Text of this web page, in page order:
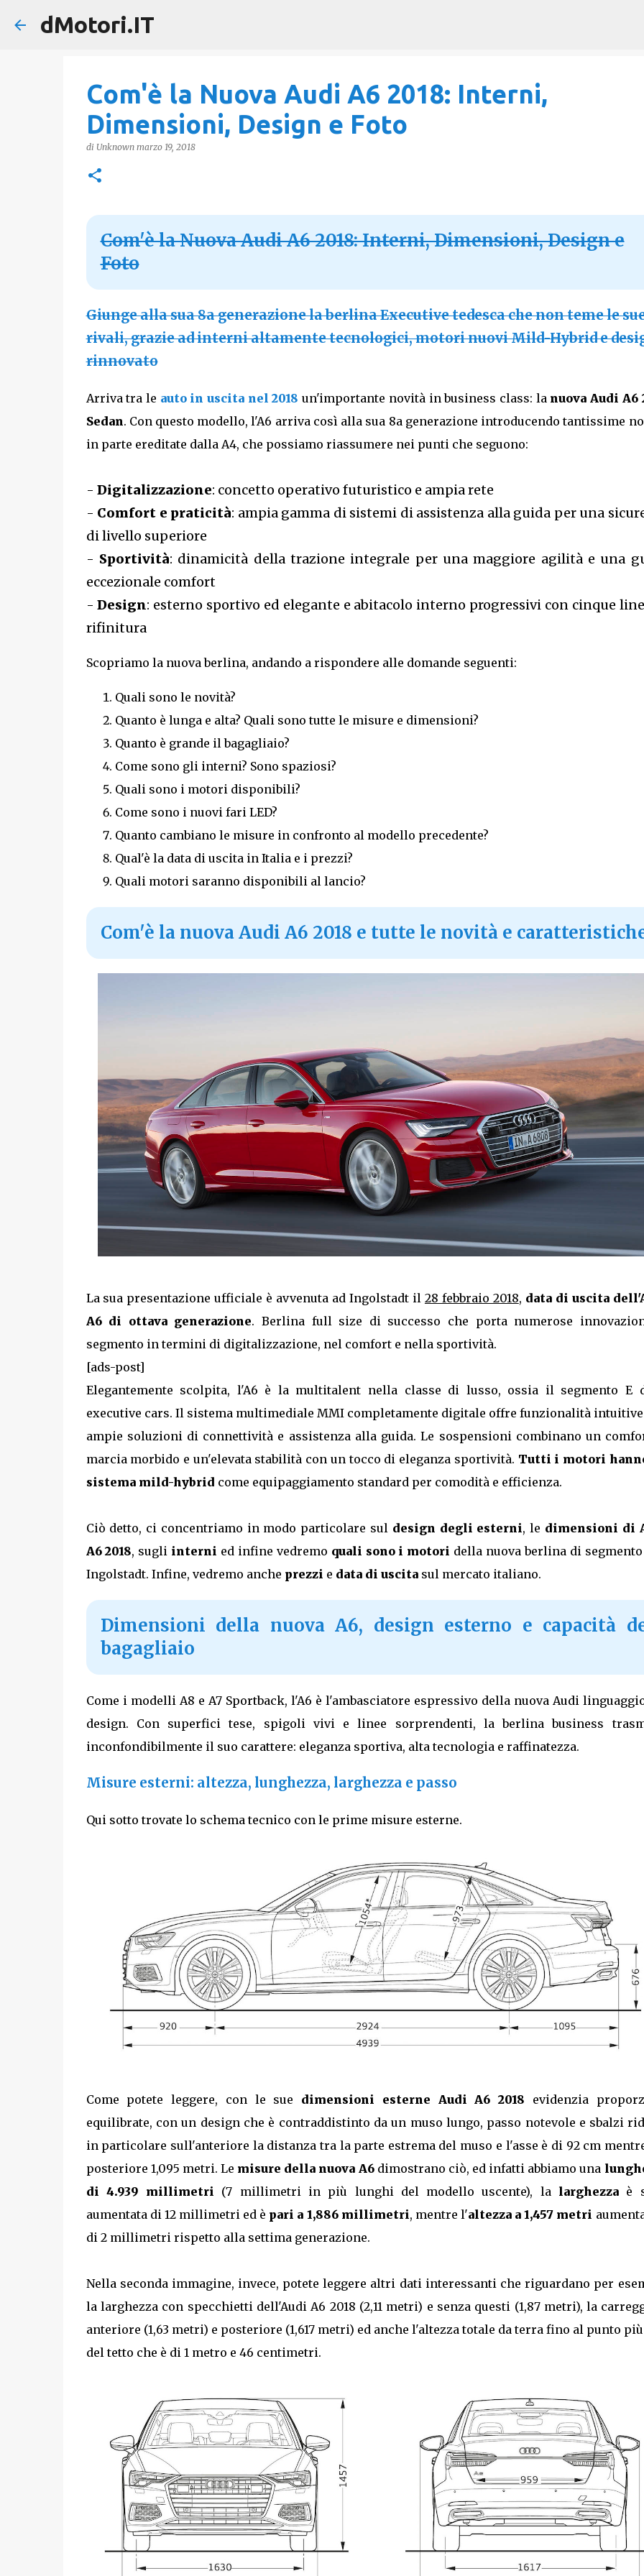
dMotori.IT
Com'è la Nuova Audi A6 2018: Interni,
Dimensioni, Design e Foto
di Unknown marzo 19, 2018
Com'è la Nuova Audi A6 2018: Interni, Dimensioni, Design e
Foto
Giunge alla sua 8a generazione la berlina Executive tedesca che non teme le
rivali, grazie ad interni altamente tecnologici, motori nuovi Mild-Hybrid e
rinnovato
Arriva tra le auto in uscita nel 2018 un'importante novità in business class: la nuova Audi A6
Sedan. Con questo modello, l'A6 arriva così alla sua 8a generazione introducendo tantissime
in parte ereditate dalla A4, che possiamo riassumere nei punti che seguono:
- Digitalizzazione: concetto operativo futuristico e ampia rete
- Comfort e praticità: ampia gamma di sistemi di assistenza alla guida per una
di livello superiore
- Sportività: dinamicità della trazione integrale per una maggiore agilità e una
eccezionale comfort
-Design: esterno sportivo ed elegante e abitacolo interno progressivi con cinque
rifinitura
Scopriamo la nuova berlina, andando a rispondere alle domande seguenti:
Quali sono le novità?
Quanto è lunga e alta? Quali sono tutte le misure e dimensioni?
Quanto è grande il bagagliaio?
Come sono gli interni? Sono spaziosi?
Quali sono i motori disponibili?
Come sono i nuovi fari LED?
Quanto cambiano le misure in confronto al modello precedente?
Qual'è la data di uscita in Italia e i prezzi?
Quali motori saranno disponibili al lancio?
Com'è la nuova Audi A6 2018 e tutte le novità e
La sua presentazione ufficiale è avvenuta ad Ingolstadt il 28 febbraio 2018, data di uscita
A6 di ottava generazione. Berlina full size di successo che porta numerose
segmento in termini di digitalizzazione, nel comfort e nella sportività.
[ads-post]
Elegantemente scolpita, l'A6 è la multitalent nella classe di lusso, ossia il segmento E
executive cars. Il sistema multimediale MMI completamente digitale offre funzionalità
ampie soluzioni di connettività e assistenza alla guida. Le sospensioni combinano un
marcia morbido e un'elevata stabilità con un tocco di eleganza sportività. Tutti i motori
sistema mild-hybrid come equipaggiamento standard per comodità e efficienza.
Ciò detto, ci concentriamo in modo particolare sul design degli esterni, le dimensioni di
A6 2018, sugli interni ed infine vedremo quali sono i motori della nuova berlina di
Ingolstadt. Infine, vedremo anche prezzi e data di uscitasul mercato italiano.
Dimensioni della nuova A6, design esterno e capacità
bagagliaio
Come i modelli A8 e A7 Sportback, l'A6 è l'ambasciatore espressivo della nuova Audi
design. Con superfici tese, spigoli vivi e linee sorprendenti, la berlina business
inconfondibilmente il suo carattere: eleganza sportiva, alta tecnologia e raffinatezza.
Misure esterni: altezza, lunghezza, larghezza e passo
Qui sotto trovate lo schema tecnico con le prime misure esterne.
Come potete leggere, con le sue dimensioni esterne Audi A6 2018 evidenzia
equilibrate, con un design che è contraddistinto da un muso lungo, passo notevole e sbalzi
in particolare sull'anteriore la distanza tra la parte estrema del muso e l'asse è di 92 cm
posteriore 1,095 metri. Le misure della nuova A6dimostrano ciò, ed infatti abbiamo una
di 4.939 millimetri (7 millimetri in più lunghi del modello uscente), la larghezzaè
aumentata di 12 millimetri ed è pari a 1,886 millimetri, mentre l'altezza a 1,457 metri
di 2 millimetri rispetto alla settima generazione.
Nella seconda immagine, invece, potete leggere altri dati interessanti che riguardano per
la larghezza con specchietti dell'Audi A6 2018 (2,11 metri) e senza questi (1,87 metri), la
anteriore (1,63 metri) e posteriore (1,617 metri) ed anche l'altezza totale da terra fino al punto
del tetto che è di 1 metro e 46 centimetri.